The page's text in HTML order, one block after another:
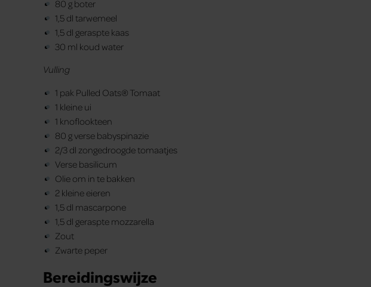
80 g boter
1,5 dl tarwemeel
1,5 dl geraspte kaas
30 ml koud water
Vulling
1 pak Pulled Oats® Tomaat
1 kleine ui
1 knoflookteen
80 g verse babyspinazie
2/3 dl zongedroogde tomaatjes
Verse basilicum
Olie om in te bakken
2 kleine eieren
1,5 dl mascarpone
1,5 dl geraspte mozzarella
Zout
Zwarte peper
Bereidingswijze